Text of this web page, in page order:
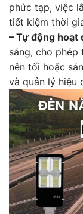
phức tạp, việc
tiết kiệm thời
– Tự động hoạt
sáng, cho
nên tối hoặc
và quản lý hiệu